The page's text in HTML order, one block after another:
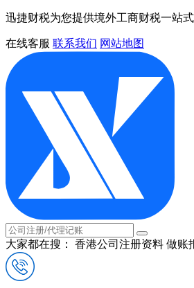
迅捷财税为您提供境外工商财税一站
在线客服 联系我们 网站地图
大家都在搜： 香港公司注册资料 做账